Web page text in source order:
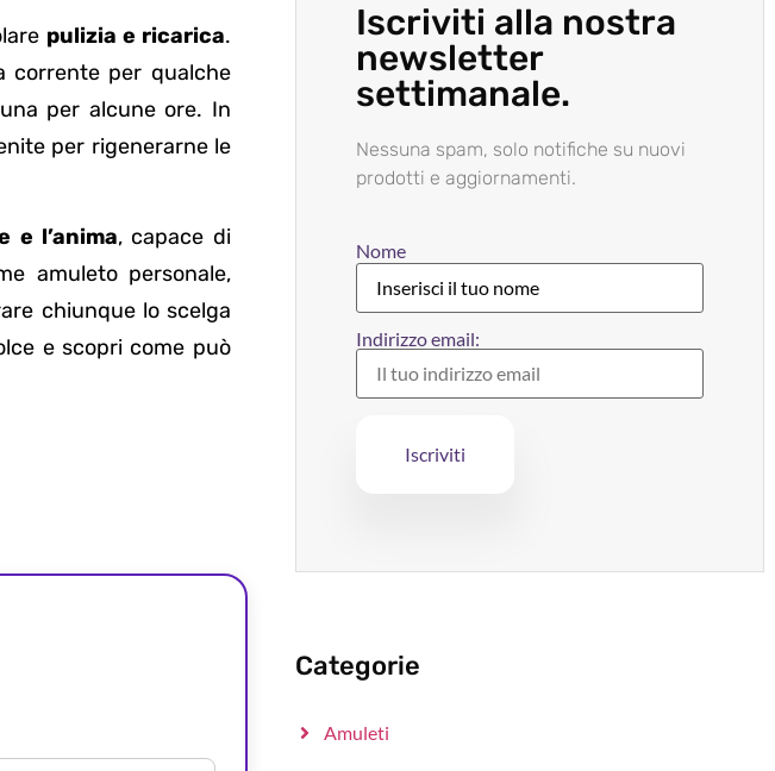
pulizia e ricarica.
corrente per qualche
per alcune ore. In
per rigenerarne le
e l’anima, capace di
amuleto personale,
chiunque lo scelga
e scopri come può
Iscriviti alla nostra
newsletter
settimanale.
Nessuna spam, solo notifiche su nuovi
prodotti e aggiornamenti.
Nome
Indirizzo email:
Categorie
Amuleti